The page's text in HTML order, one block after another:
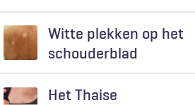
Witte plekken op het
schouderblad
Het Thaise